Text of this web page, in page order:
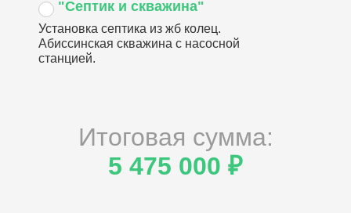
"Септик и скважина"
Установка септика из жб колец.
Абиссинская скважина с насосной
станцией.
Итоговая сумма:
5 475 000 ₽